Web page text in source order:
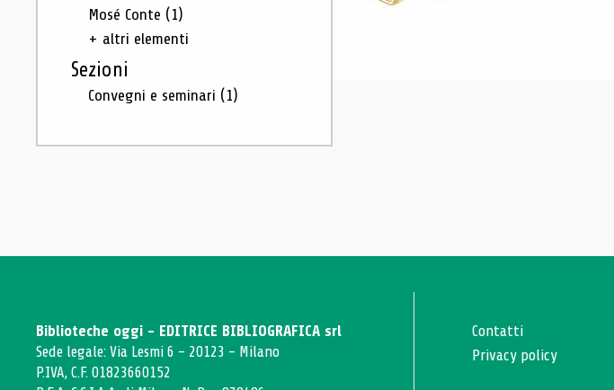
Mosé Conte (1)
+ altri elementi
Sezioni
Convegni e seminari (1)
Biblioteche oggi - EDITRICE BIBLIOGRAFICA srl
Sede legale: Via Lesmi 6 - 20123 - Milano
P.IVA, C.F. 01823660152
Contatti
Privacy policy